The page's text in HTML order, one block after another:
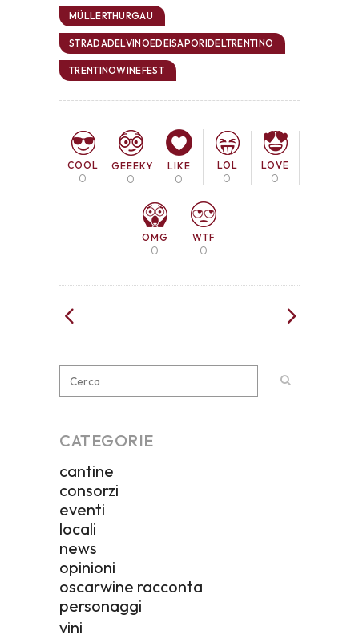
MÜLLERTHURGAU
STRADADELVINOEDEISAPORIDELTRENTINO
TRENTINOWINEFEST
COOL
0
GEEEKY
0
LIKE
0
LOL
0
LOVE
0
OMG
0
WTF
0
CATEGORIE
cantine
consorzi
eventi
locali
news
opinioni
oscarwine racconta
personaggi
vini